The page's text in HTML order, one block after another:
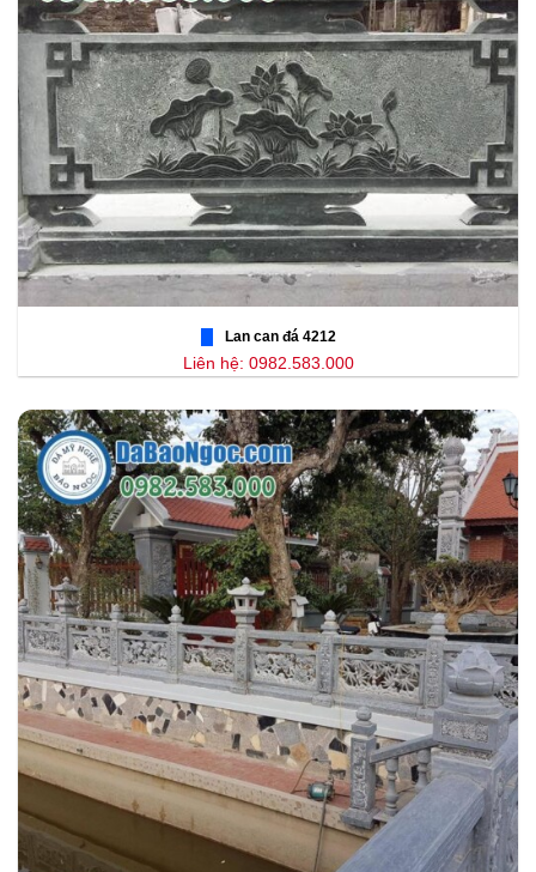
Lan can đá 4212
Liên hệ: 0982.583.000